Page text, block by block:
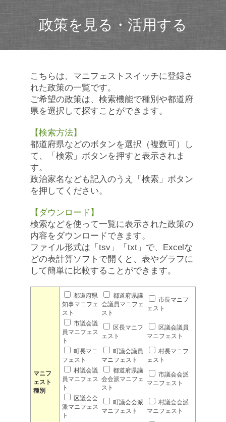
政策を見る・活用する
こちらは、マニフェストスイッチに登録さ
れた政策の一覧です。
ご希望の政策は、検索機能で種別や都道府
県を選択して探すことができます。
【検索方法】
都道府県などのボタンを選択（複数可）し
て、「検索」ボタンを押すと表示されま
す。
政治家名なども記入のうえ「検索」ボタン
を押してください。
【ダウンロード】
検索などを使って一覧に表示された政策の
内容をダウンロードできます。
ファイル形式は「tsv」「txt」で、Excelな
どの表計算ソフトで開くと、表やグラフに
して簡単に比較することができます。
マニフ
ェスト
種別
都道府県
知事マニフェ
スト
都道府県議
会議員マニフェ
スト
市長マニフ
ェスト
市議会議
員マニフェス
ト
区長マニフ
ェスト
区議会議員
マニフェスト
町長マニ
フェスト
町議会議員
マニフェスト
村長マニフ
ェスト
村議会議
員マニフェス
ト
都道府県議
会会派マニフェ
スト
市議会会派
マニフェスト
区議会会
派マニフェス
ト
町議会会派
マニフェスト
村議会会派
マニフェスト